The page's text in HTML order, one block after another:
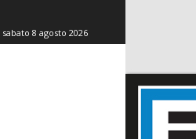
sabato 8 agosto 2026